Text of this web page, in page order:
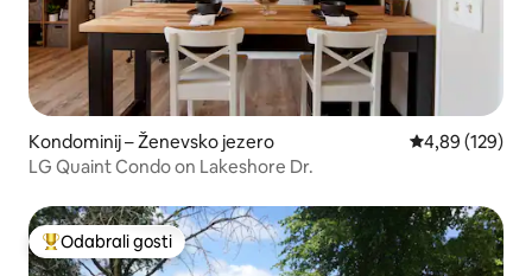
Kondominij – Ženevsko jezero Prosječna
4,89 (129)
LG Quaint Condo on Lakeshore Dr.
Među najviše rangiranima s oznakom „Odabrali gosti”
Odabrali gosti